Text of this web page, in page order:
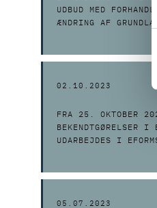
UDBUD MED
ÆNDRING AF
02.10.2023
FRA 25. OKTOBER
BEKENDTGØRELSER I
UDARBEJDES I
05.07.2023